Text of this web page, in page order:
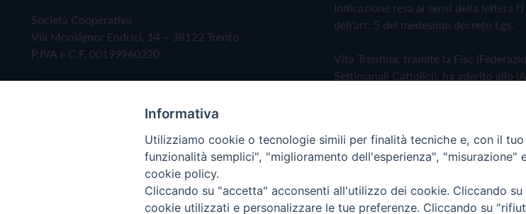
Società Cooperativa
Via Monsignor Endrici, 14 – 38122 Trento
P.IVA e C.F. 00199960220
Indicazione resa ai sensi della lettera
dell'art. 5 del medesimo decreto Lgs.
Vita Trentina, tramite la Fisc
Settimanali Cattolici), ha aderito allo
Privacy Policy Cookie Policy
Copyright © 2019 - Tutti i diritti riservati - Vita Trentina Editrice
Informativa
Utilizziamo cookie o tecnologie simili per finalità tecniche e, con il
funzionalità semplici", "miglioramento dell'esperienza",
cookie policy.
Cliccando su "accetta" acconsenti all'utilizzo dei cookie. Cliccando
cookie utilizzati e personalizzare le tue preferenze. Cliccando su